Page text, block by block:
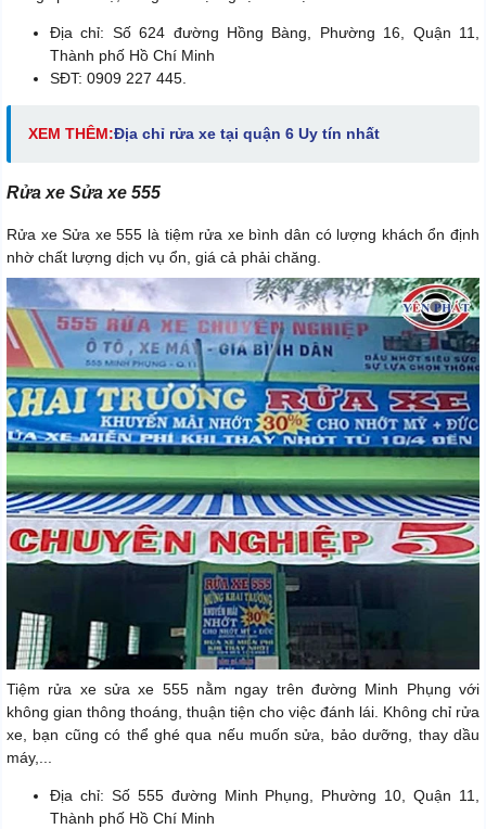
Địa chỉ: Số 624 đường Hồng Bàng, Phường 16, Quận 11,
Thành phố Hồ Chí Minh
SĐT: 0909 227 445.
XEM THÊM:Địa chỉ rửa xe tại quận 6 Uy tín nhất
Rửa xe Sửa xe 555
Rửa xe Sửa xe 555 là tiệm rửa xe bình dân có lượng khách ổn định
nhờ chất lượng dịch vụ ổn, giá cả phải chăng.
Tiệm rửa xe sửa xe 555 nằm ngay trên đường Minh Phụng với
không gian thông thoáng, thuận tiện cho việc đánh lái. Không chỉ rửa
xe, bạn cũng có thể ghé qua nếu muốn sửa, bảo dưỡng, thay dầu
máy,...
Địa chỉ: Số 555 đường Minh Phụng, Phường 10, Quận 11,
Thành phố Hồ Chí Minh